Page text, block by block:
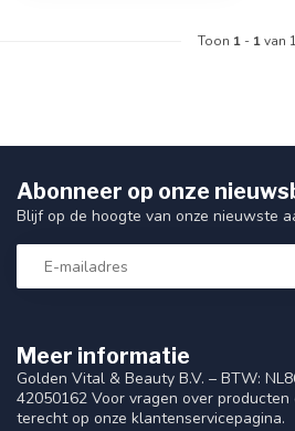
Toon 1 - 1van 1
Meer informatie
Golden Vital & Beauty B.V. – BTW:
42050162 Voor vragen over
terecht op onze klantenservicepagina.
Abonneer op onze
Blijf op de hoogte van onze nieuwste